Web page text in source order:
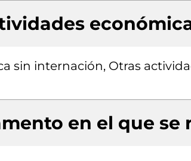
sin internación, Otras
en el que se